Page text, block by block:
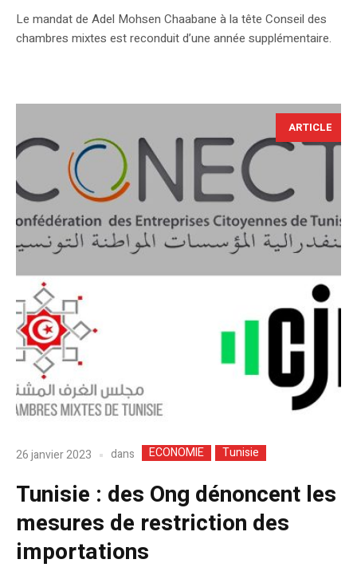
Le mandat de Adel Mohsen Chaabane à la tête Conseil des
chambres mixtes est reconduit d’une année supplémentaire.
ARTICLE
26 janvier 2023 dans ECONOMIE Tunisie
Tunisie : des Ong dénoncent les
mesures de restriction des
importations